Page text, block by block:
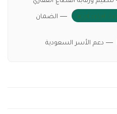
الاجتماعية
— الضمان
— دعم الأسر السعودية